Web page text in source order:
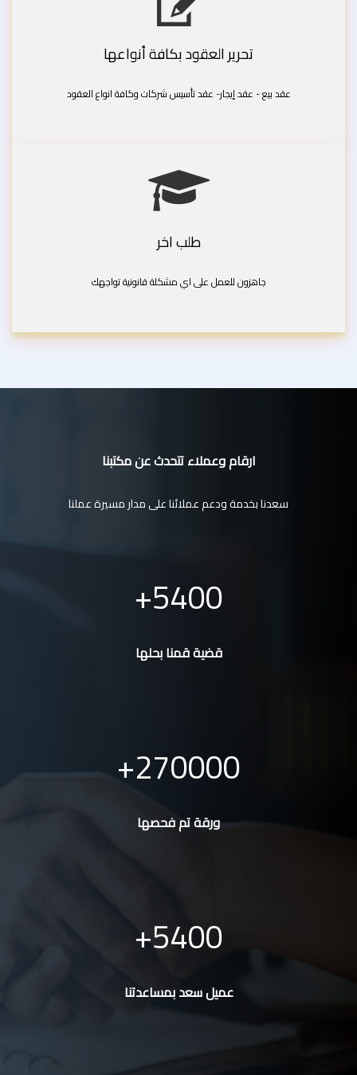
تحرير العقود بكافة أنواعها
عقد بيع - عقد إيجار- عقد تأسيس شركات وكافة انواع العقود
طلب اخر
جاهزون للعمل على اي مشكلة قانونية تواجهك
ارقام وعملاء تتحدث عن مكتبنا
سعدنا بخدمة ودعم عملائنا على مدار مسيرة عملنا
5400
قضية قمنا بحلها
270000
ورقة تم فحصها
5400
عميل سعد بمساعدتنا